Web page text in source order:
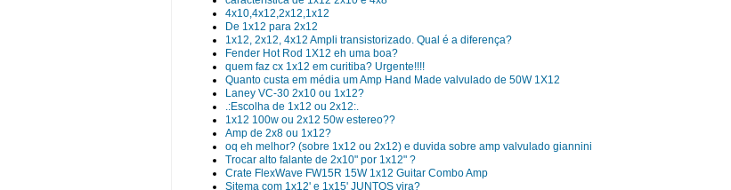
4x10,4x12,2x12,1x12
De 1x12 para 2x12
1x12, 2x12, 4x12 Ampli transistorizado. Qual é a diferença?
Fender Hot Rod 1X12 eh uma boa?
quem faz cx 1x12 em curitiba? Urgente!!!!
Quanto custa em média um Amp Hand Made valvulado de 50W 1X12
Laney VC-30 2x10 ou 1x12?
.:Escolha de 1x12 ou 2x12:.
1x12 100w ou 2x12 50w estereo??
Amp de 2x8 ou 1x12?
oq eh melhor? (sobre 1x12 ou 2x12) e duvida sobre amp valvulado giannini
Trocar alto falante de 2x10" por 1x12" ?
Crate FlexWave FW15R 15W 1x12 Guitar Combo Amp
Sitema com 1x12' e 1x15' JUNTOS vira?